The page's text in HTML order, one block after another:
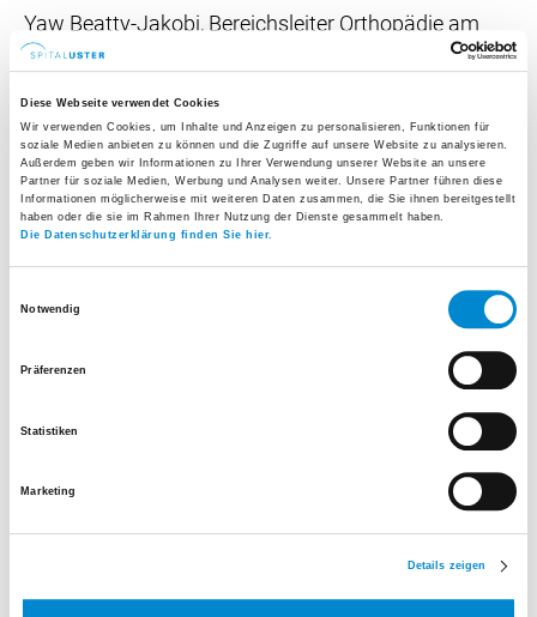
Diese Webseite verwendet Cookies
Wir verwenden Cookies, um Inhalte und Anzeigen zu personalisieren, Funktionen für
soziale Medien anbieten zu können und die Zugriffe auf unsere Website zu analysieren.
Außerdem geben wir Informationen zu Ihrer Verwendung unserer Website an unsere
Partner für soziale Medien, Werbung und Analysen weiter. Unsere Partner führen diese
Informationen möglicherweise mit weiteren Daten zusammen, die Sie ihnen bereitgestellt
haben oder die sie im Rahmen Ihrer Nutzung der Dienste gesammelt haben.
Die Datenschutzerklärung finden Sie hier.
Notwendig
Präferenzen
Statistiken
Marketing
Details zeigen
Yaw Beatty-Jakobi, Bereichsleiter Orthopädie am
Spital Uster. «Für unsere Patientinnen und Patienten
bedeutet das einen Zugang zu den gegenwärtig
modernsten und effektivsten
Behandlungsoptionen.»
Millimetergenaue Planung im Operationssaal
Das VELYS™ Robotic-Assisted Solution («VRAS»)
unterstützt die Operateurinnen und Operateure bei
der Implantation von Kniegelenksprothesen. Zu
Beginn des Eingriffs erfasst das System exakte
Daten zur Beinachse, zur Beweglichkeit und zur
Bandspannung im Knie – ganz ohne vorgängige CT-
Untersuchung. Anhand der gewonnenen Daten zeigt
Position am sinnvollsten sind. Erst wenn am
Bildschirm eine ideale Stabilität und Funktionalität